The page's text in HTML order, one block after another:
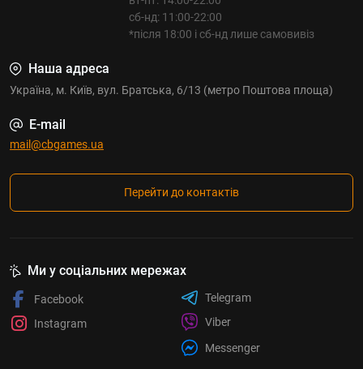
сб-нд: 11:00-22:00
*після 18:00 і сб-нд лише самовивіз
Наша адреса
Україна, м. Київ, вул. Братська, 6/13 (метро Поштова площа)
E-mail
mail@cbgames.ua
Перейти до контактів
Ми у соціальних мережах
Facebook
Instagram
Telegram
Viber
Messenger